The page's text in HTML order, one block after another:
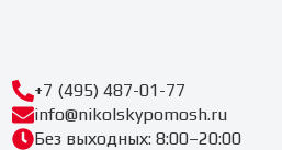
+7 (495) 487-01-77
info@nikolskypomosh.ru
Без выходных: 8:00–20:00